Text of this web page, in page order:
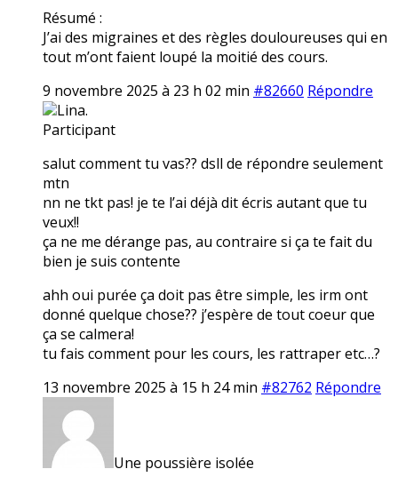
Résumé :
J’ai des migraines et des règles douloureuses qui en
tout m’ont faient loupé la moitié des cours.
9 novembre 2025 à 23 h 02 min #82660 Répondre
Lina.
Participant
salut comment tu vas?? dsll de répondre seulement
mtn
nn ne tkt pas! je te l’ai déjà dit écris autant que tu
veux!!
ça ne me dérange pas, au contraire si ça te fait du
bien je suis contente
ahh oui purée ça doit pas être simple, les irm ont
donné quelque chose?? j’espère de tout coeur que
ça se calmera!
tu fais comment pour les cours, les rattraper etc…?
13 novembre 2025 à 15 h 24 min #82762 Répondre
Une poussière isolée